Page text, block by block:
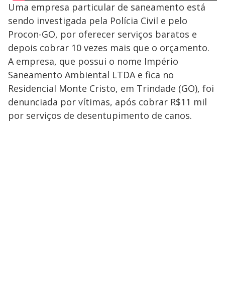
Uma empresa particular de saneamento está
sendo investigada pela Polícia Civil e pelo
Procon-GO, por oferecer serviços baratos e
depois cobrar 10 vezes mais que o orçamento.
A empresa, que possui o nome Império
Saneamento Ambiental LTDA e fica no
Residencial Monte Cristo, em Trindade (GO), foi
denunciada por vítimas, após cobrar R$11 mil
por serviços de desentupimento de canos.